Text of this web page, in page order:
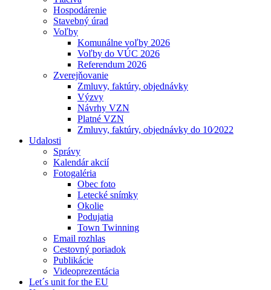
Hospodárenie
Stavebný úrad
Voľby
Komunálne voľby 2026
Voľby do VÚC 2026
Referendum 2026
Zverejňovanie
Zmluvy, faktúry, objednávky
Výzvy
Návrhy VZN
Platné VZN
Zmluvy, faktúry, objednávky do 10⁄2022
Udalosti
Správy
Kalendár akcií
Fotogaléria
Obec foto
Letecké snímky
Okolie
Podujatia
Town Twinning
Email rozhlas
Cestovný poriadok
Publikácie
Videoprezentácia
Let´s unit for the EU